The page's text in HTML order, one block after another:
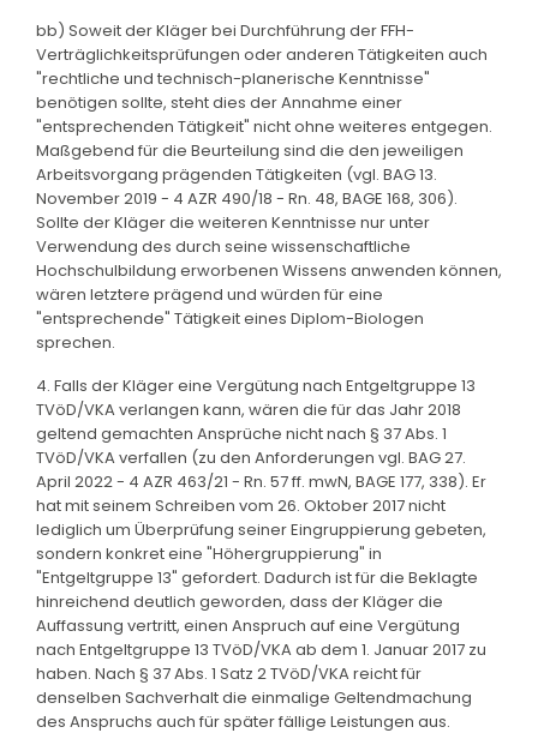
bb) Soweit der Kläger bei Durchführung der FFH-
Verträglichkeitsprüfungen oder anderen Tätigkeiten auch
"rechtliche und technisch-planerische Kenntnisse"
benötigen sollte, steht dies der Annahme einer
"entsprechenden Tätigkeit" nicht ohne weiteres entgegen.
Maßgebend für die Beurteilung sind die den jeweiligen
Arbeitsvorgang prägenden Tätigkeiten (vgl. BAG 13.
November 2019 - 4 AZR 490/18 - Rn. 48, BAGE 168, 306).
Sollte der Kläger die weiteren Kenntnisse nur unter
Verwendung des durch seine wissenschaftliche
Hochschulbildung erworbenen Wissens anwenden können,
wären letztere prägend und würden für eine
"entsprechende" Tätigkeit eines Diplom-Biologen
sprechen.
4. Falls der Kläger eine Vergütung nach Entgeltgruppe 13
TVöD/VKA verlangen kann, wären die für das Jahr 2018
geltend gemachten Ansprüche nicht nach § 37 Abs. 1
TVöD/VKA verfallen (zu den Anforderungen vgl. BAG 27.
April 2022 - 4 AZR 463/21 - Rn. 57 ff. mwN, BAGE 177, 338). Er
hat mit seinem Schreiben vom 26. Oktober 2017 nicht
lediglich um Überprüfung seiner Eingruppierung gebeten,
sondern konkret eine "Höhergruppierung" in
"Entgeltgruppe 13" gefordert. Dadurch ist für die Beklagte
hinreichend deutlich geworden, dass der Kläger die
Auffassung vertritt, einen Anspruch auf eine Vergütung
nach Entgeltgruppe 13 TVöD/VKA ab dem 1. Januar 2017 zu
haben. Nach § 37 Abs. 1 Satz 2 TVöD/VKA reicht für
denselben Sachverhalt die einmalige Geltendmachung
des Anspruchs auch für später fällige Leistungen aus.